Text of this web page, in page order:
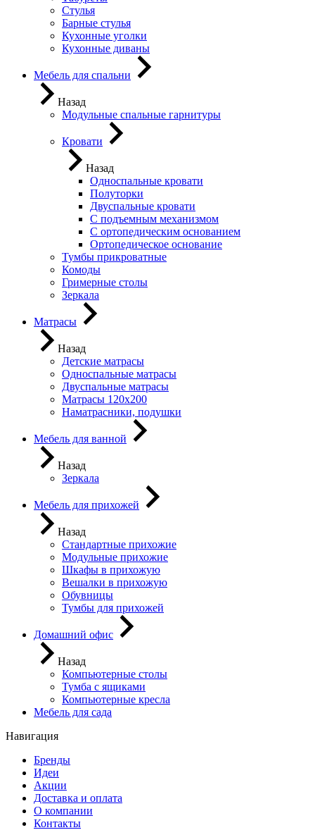
Стулья
Барные стулья
Кухонные уголки
Кухонные диваны
Мебель для спальни
Назад
Модульные спальные гарнитуры
Кровати
Назад
Односпальные кровати
Полуторки
Двуспальные кровати
С подъемным механизмом
С ортопедическим основанием
Ортопедическое основание
Тумбы прикроватные
Комоды
Гримерные столы
Зеркала
Матрасы
Назад
Детские матрасы
Односпальные матрасы
Двуспальные матрасы
Матрасы 120х200
Наматрасники, подушки
Мебель для ванной
Назад
Зеркала
Мебель для прихожей
Назад
Стандартные прихожие
Модульные прихожие
Шкафы в прихожую
Вешалки в прихожую
Обувницы
Тумбы для прихожей
Домашний офис
Назад
Компьютерные столы
Тумба с ящиками
Компьютерные кресла
Мебель для сада
Навигация
Бренды
Идеи
Акции
Доставка и оплата
О компании
Контакты